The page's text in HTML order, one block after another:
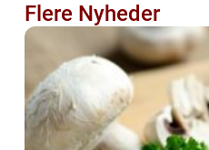
Flere Nyheder